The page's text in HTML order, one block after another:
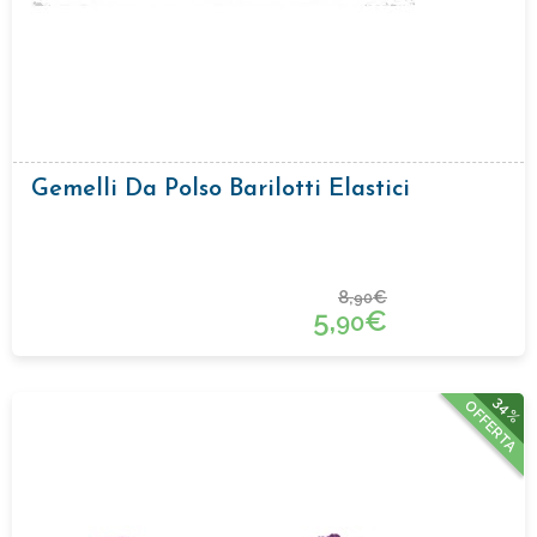
Gemelli Da Polso Barilotti Elastici
8,90€
5,90€
34%
OFFERTA